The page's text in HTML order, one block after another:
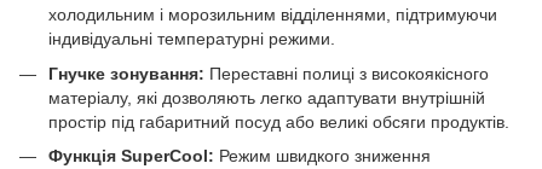
холодильним і морозильним відділеннями, підтримуючи
індивідуальні температурні режими.
Гнучке зонування: Переставні полиці з високоякісного
матеріалу, які дозволяють легко адаптувати внутрішній
простір під габаритний посуд або великі обсяги продуктів.
Функція SuperCool: Режим швидкого зниження